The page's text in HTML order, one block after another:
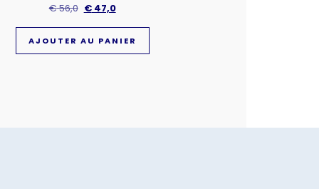
€56,0 €47,0
AJOUTER AU PANIER